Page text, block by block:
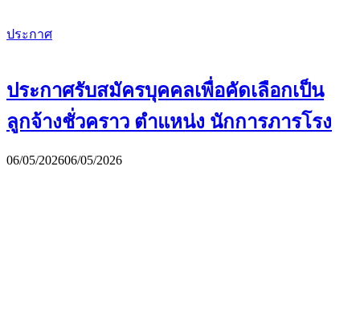
ประกาศ
ประกาศรับสมัครบุคคลเพื่อคัดเลือกเป็น
ลูกจ้างชั่วคราว ตำแหน่ง นักการภารโรง
06/05/202606/05/2026